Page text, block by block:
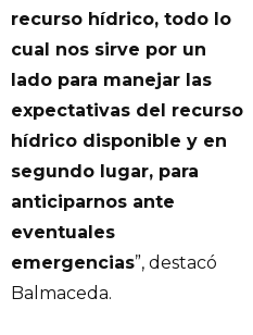
recurso hídrico, todo lo
cual nos sirve por un
lado para manejar las
expectativas del recurso
hídrico disponible y en
segundo lugar, para
anticiparnos ante
eventuales
emergencias”, destacó
Balmaceda.